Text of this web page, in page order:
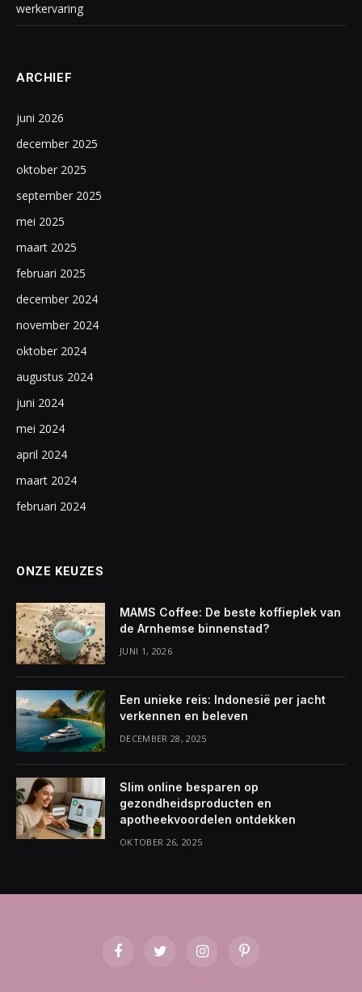
werkervaring
ARCHIEF
juni 2026
december 2025
oktober 2025
september 2025
mei 2025
maart 2025
februari 2025
december 2024
november 2024
oktober 2024
augustus 2024
juni 2024
mei 2024
april 2024
maart 2024
februari 2024
ONZE KEUZES
MAMS Coffee: De beste koffieplek van
de Arnhemse binnenstad?
JUNI 1, 2026
Een unieke reis: Indonesië per jacht
verkennen en beleven
DECEMBER 28, 2025
Slim online besparen op
gezondheidsproducten en
apotheekvoordelen ontdekken
OKTOBER 26, 2025
FacebookTwitter InstagramPinterest